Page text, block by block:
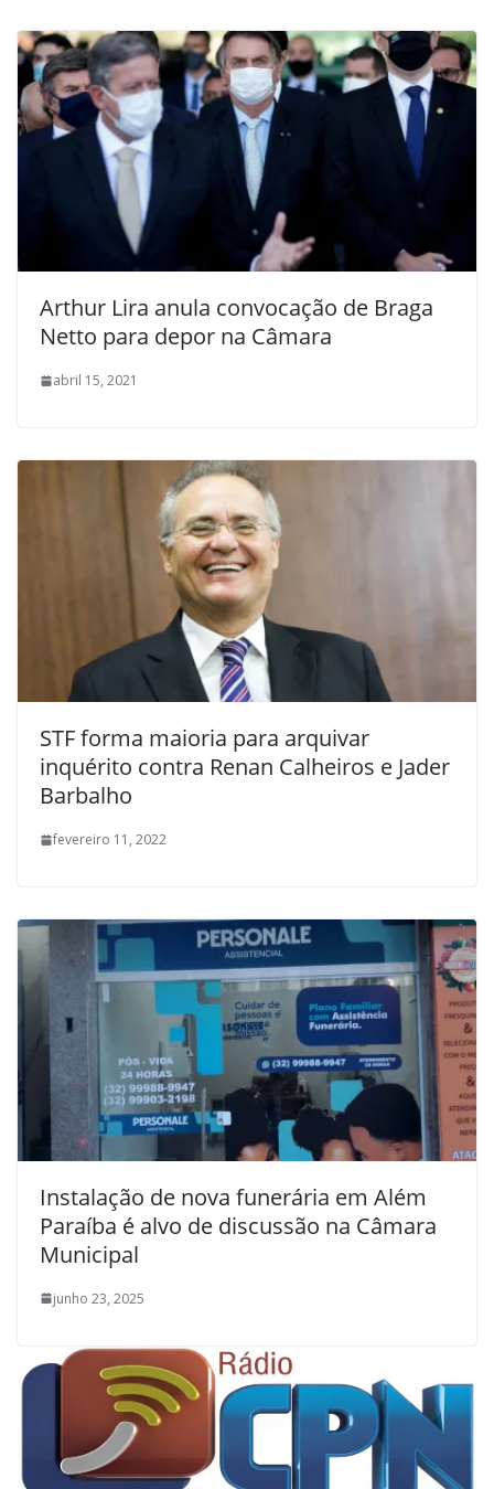
Arthur Lira anula convocação de Braga
Netto para depor na Câmara
abril 15, 2021
STF forma maioria para arquivar
inquérito contra Renan Calheiros e Jader
Barbalho
fevereiro 11, 2022
Instalação de nova funerária em Além
Paraíba é alvo de discussão na Câmara
Municipal
junho 23, 2025